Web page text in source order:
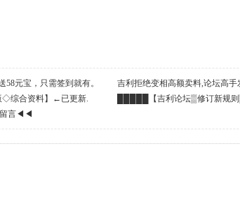
元宝，只需签到就有。
吉利拒绝变相高额卖料,论坛高
民币!支持高手→打赏６元宝起
◇综合资料】←已更新.
█████【吉利论坛▒修订新规
留言◀◀